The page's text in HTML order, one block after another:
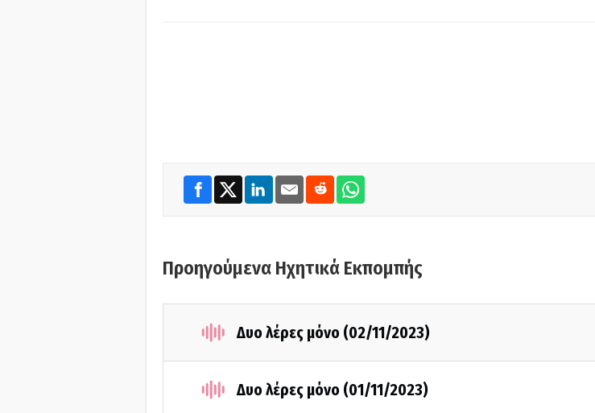
Προηγούμενα Ηχητικά Εκπομπής
Δυο λέρες μόνο (02/11/2023)
Δυο λέρες μόνο (01/11/2023)